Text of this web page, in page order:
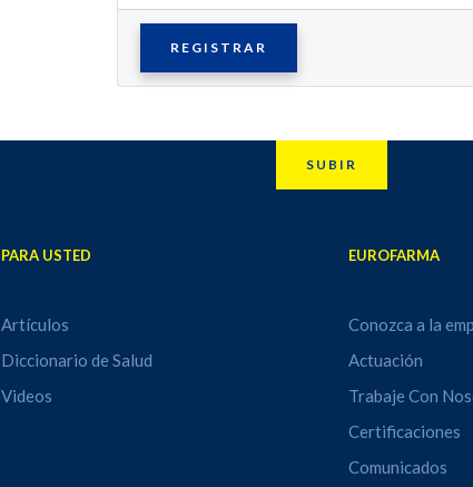
REGISTRAR
SUBIR
PARA USTED
Artículos
Diccionario de Salud
Videos
EUROFARMA
Conozca a la
Actuación
Trabaje Con
Certificaciones
Comunicados